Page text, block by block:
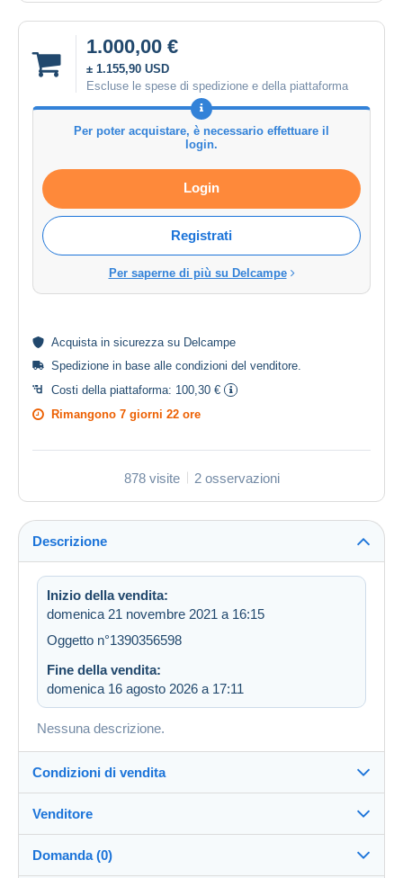
1.000,00 €
± 1.155,90 USD
Escluse le spese di spedizione e della piattaforma
Per poter acquistare, è necessario effettuare il
login.
Login
Registrati
Per saperne di più su Delcampe
Acquista in sicurezza su Delcampe
Spedizione in base alle condizioni del venditore
Costi della piattaforma: 100,30 €
Rimangono 7 giorni 22 ore
878 visite 2 osservazioni
Descrizione
Inizio della vendita:
domenica 21 novembre 2021 a 16:15
Oggetto n°1390356598
Fine della vendita:
domenica 16 agosto 2026 a 17:11
Nessuna descrizione.
Condizioni di vendita
Destinazione:
Vedi l'elenco dei paesi
Venditore
Domanda (0)